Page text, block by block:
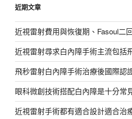
字:
近期文章
近視雷射費用與恢復期、Fasoul二
近視雷射尋求白內障手術主流包括
飛秒雷射白內障手術治療後國際認
眼科微創技術搭配白內障是十分常
近視雷射手術都有適合設計適合治